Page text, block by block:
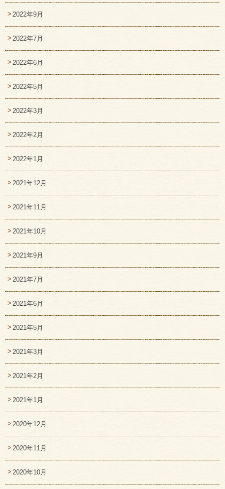
2022年9月
2022年7月
2022年6月
2022年5月
2022年3月
2022年2月
2022年1月
2021年12月
2021年11月
2021年10月
2021年9月
2021年7月
2021年6月
2021年5月
2021年3月
2021年2月
2021年1月
2020年12月
2020年11月
2020年10月